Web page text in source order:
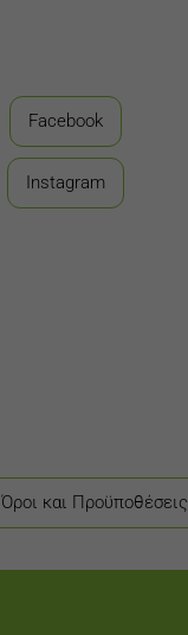
Facebook
Instagram
Όροι και Προϋποθέσεις